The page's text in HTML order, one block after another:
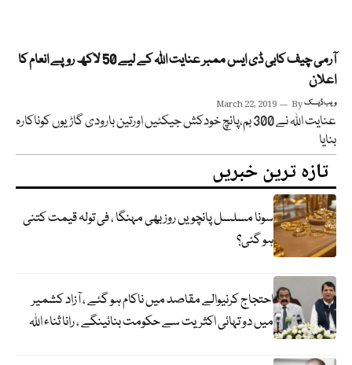
آرمی چیف کابی ڈی ایس ممبر عنایت اللہ کے لیے 50 لاکھ روپے انعام کا
اعلان
March 22, 2019 Byویب ڈیسک
عنایت اللہ نے 300 بم،پانچ خودکش جیکٹیں اورتین بارودی گاڑیوں کوناکارہ
بنایا
تازہ ترین خبریں
سونا مسلسل پانچویں روز بھی مہنگا ، فی تولہ قیمت کتنی
ہو گئی؟
احتجاج کرنیوالے مقاصد میں ناکام ہو گئے ، آزاد کشمیر
میں دو تہائی اکثریت سے حکومت بنائینگے ، رانا ثناء اللہ